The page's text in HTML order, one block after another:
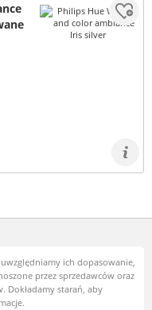
ich dopasowanie,
przez sprzedawców oraz
starań, aby